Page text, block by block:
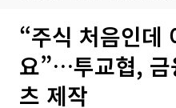
“주식 처음인데
요”…투교협, 금
츠 제작